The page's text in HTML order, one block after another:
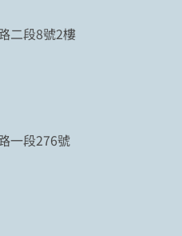
二段8號2樓
一段276號